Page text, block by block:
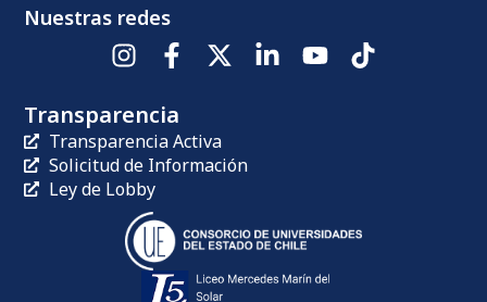
Nuestras redes
Transparencia
Transparencia Activa
Solicitud de Información
Ley de Lobby